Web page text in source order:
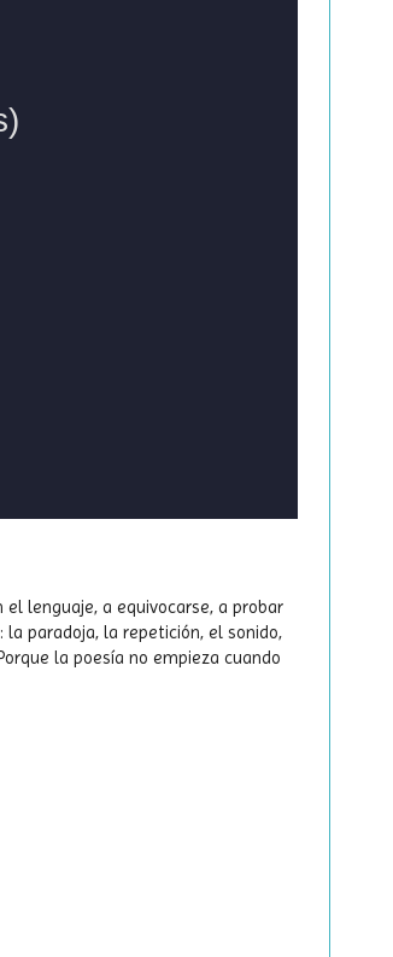
lenguaje, a equivocarse, a probar
paradoja, la repetición, el sonido,
la poesía no empieza cuando